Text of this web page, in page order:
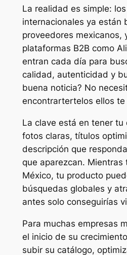
La realidad es simple:
internacionales ya están
proveedores mexicanos,
plataformas B2B como
entran cada día para
calidad, autenticidad y
buena noticia? No
encontrartertelos ellos
La clave está en tener tu
fotos claras, títulos
descripción que
que aparezcan. Mientras
México, tu producto
búsquedas globales y
antes solo conseguirías
Para muchas empresas
el inicio de su
subir su catálogo,